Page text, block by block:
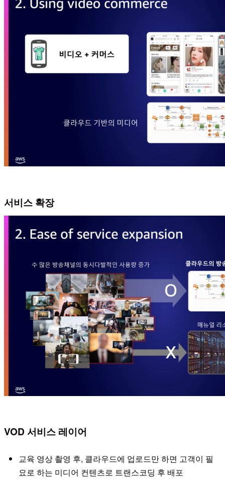
서비스 확장
VOD 서비스 레이어
교육 영상 촬영 후, 클라우드에 업로드만 하면 고객이 필
요로 하는 미디어 컨텐츠로 트랜스코딩 후 배포